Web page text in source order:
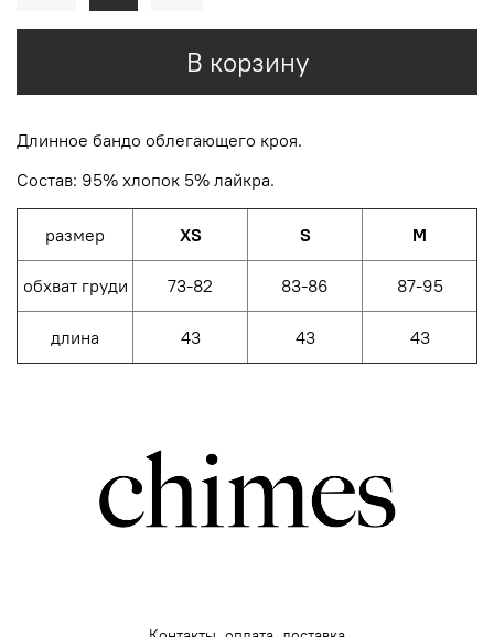
В корзину
Длинное бандо облегающего кроя.
Состав: 95% хлопок 5% лайкра.
размер XS S M
обхват груди 73-82 83-86 87-95
длина 43 43 43